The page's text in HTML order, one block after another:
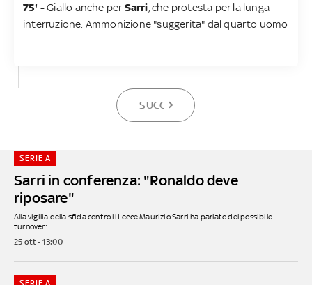
75' -Giallo anche perSarri , che protesta per la lunga
interruzione. Ammonizione "suggerita" dal quarto uomo
SUCCESSIVA
Sarri in conferenza: "Ronaldo deve
riposare"
SERIE A
Alla vigilia della sfida contro il Lecce Maurizio Sarri ha parlato del possibile
turnover:...
25 ott - 13:00
SERIE A